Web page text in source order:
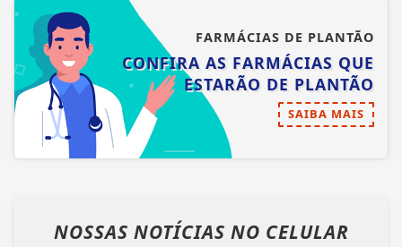
FARMÁCIAS DE PLANTÃO
CONFIRA AS FARMÁCIAS QUE
ESTARÃO DE PLANTÃO
SAIBA MAIS
NOSSAS NOTÍCIAS NO CELULAR